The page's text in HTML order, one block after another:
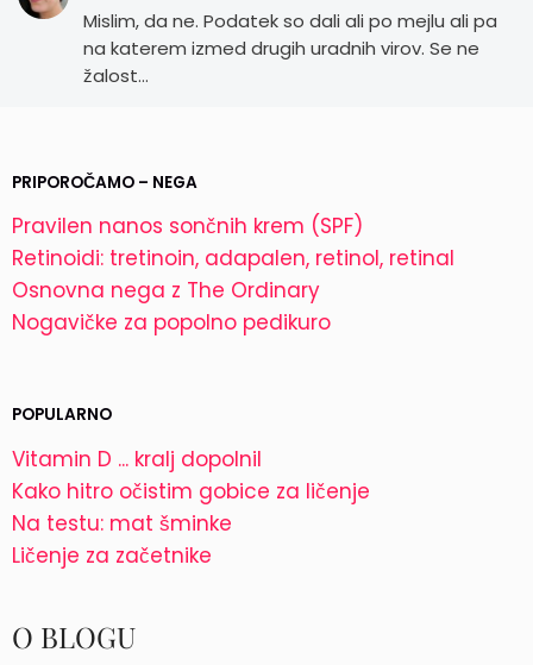
Mislim, da ne. Podatek so dali ali po mejlu ali pa
na katerem izmed drugih uradnih virov. Se ne
žalost…
PRIPOROČAMO – NEGA
Pravilen nanos sončnih krem (SPF)
Retinoidi: tretinoin, adapalen, retinol, retinal
Osnovna nega z The Ordinary
Nogavičke za popolno pedikuro
POPULARNO
Vitamin D ... kralj dopolnil
Kako hitro očistim gobice za ličenje
Na testu: mat šminke
Ličenje za začetnike
O BLOGU